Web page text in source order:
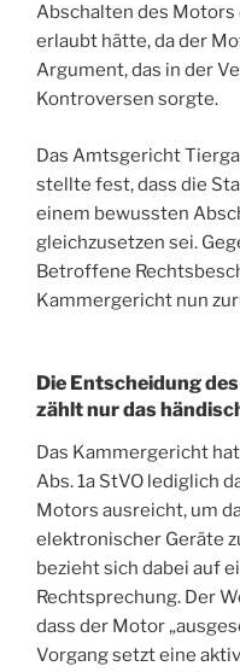
Abschalten des Motors
erlaubt hätte, da der
Argument, das in der
Kontroversen sorgte.
Das Amtsgericht
stellte fest, dass die
einem bewussten
gleichzusetzen sei.
Betroffene
Kammergericht nun
Die Entscheidung
zählt nur das
Das Kammergericht
Abs. 1a StVO lediglich
Motors ausreicht, um
elektronischer Geräte
bezieht sich dabei auf
Rechtsprechung. Der
dass der Motor
Vorgang setzt eine